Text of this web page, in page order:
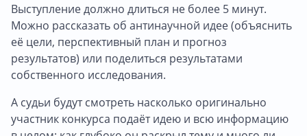
Выступление должно длиться не более 5 минут.
Можно рассказать об антинаучной идее (объяснить
её цели, перспективный план и прогноз
результатов) или поделиться результатами
собственного исследования.
А судьи будут смотреть насколько оригинально
участник конкурса подаёт идею и всю информацию